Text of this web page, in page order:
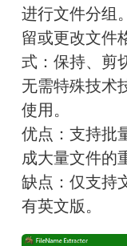
进行文件分组
留或更改文件
式：保持、剪
无需特殊技术
使用。
优点：支持批
成大量文件的
缺点：仅支持
有英文版。